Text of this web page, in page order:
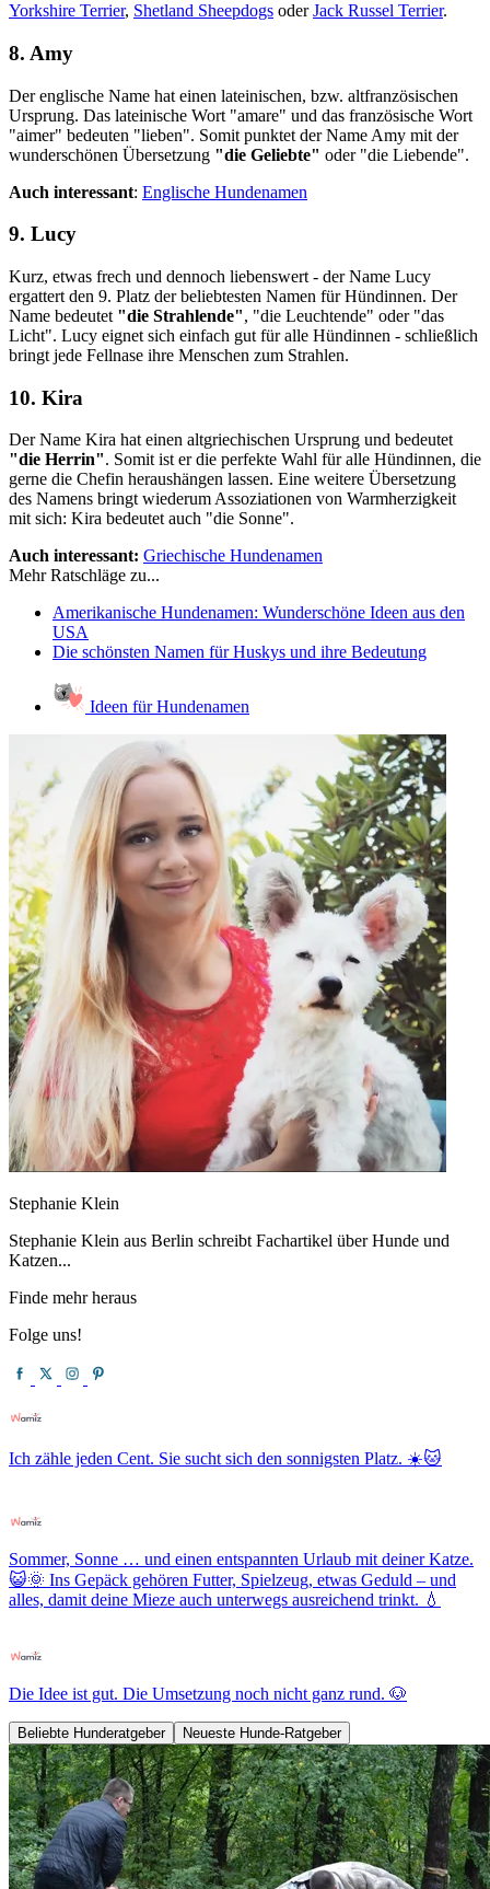
Yorkshire Terrier, Shetland Sheepdogs oderJack Russel Terrier.
8. Amy
Der englische Name hat einen lateinischen, bzw. altfranzösischen
Ursprung. Das lateinische Wort "amare" und das französische Wort
"aimer" bedeuten "lieben". Somit punktet der Name Amy mit der
wunderschönen Übersetzung "die Geliebte" oder "die Liebende".
Auch interessant: Englische Hundenamen
9. Lucy
Kurz, etwas frech und dennoch liebenswert - der Name Lucy
ergattert den 9. Platz der beliebtesten Namen für Hündinnen. Der
Name bedeutet "die Strahlende", "die Leuchtende" oder "das
Licht". Lucy eignet sich einfach gut für alle Hündinnen - schließlich
bringt jede Fellnase ihre Menschen zum Strahlen.
10. Kira
Der Name Kira hat einen altgriechischen Ursprung und bedeutet
"die Herrin". Somit ist er die perfekte Wahl für alle Hündinnen, die
gerne die Chefin heraushängen lassen. Eine weitere Übersetzung
des Namens bringt wiederum Assoziationen von Warmherzigkeit
mit sich: Kira bedeutet auch "die Sonne".
Auch interessant: Griechische Hundenamen
Mehr Ratschläge zu...
Amerikanische Hundenamen: Wunderschöne Ideen aus den
USA
Die schönsten Namen für Huskys und ihre Bedeutung
Ideen für Hundenamen
Stephanie Klein
Stephanie Klein aus Berlin schreibt Fachartikel über Hunde und
Katzen...
Finde mehr heraus
Folge uns!
Ich zähle jeden Cent. Sie sucht sich den sonnigsten Platz. ☀️🐱
Sommer, Sonne … und einen entspannten Urlaub mit deiner Katze.
😺🌞 Ins Gepäck gehören Futter, Spielzeug, etwas Geduld – und
alles, damit deine Mieze auch unterwegs ausreichend trinkt. 💧
Die Idee ist gut. Die Umsetzung noch nicht ganz rund. 🐶
Beliebte Hunderatgeber Neueste Hunde-Ratgeber